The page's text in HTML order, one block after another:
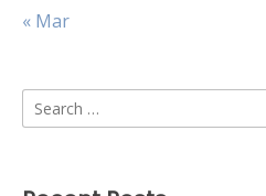
« Mar
Search
for: